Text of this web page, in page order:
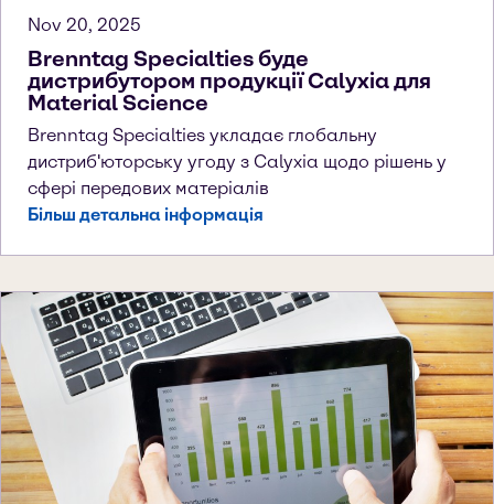
Nov 20, 2025
Brenntag Specialties буде
дистрибутором продукції Calyxia для
Material Science
Brenntag Specialties укладає глобальну
дистриб'юторську угоду з Calyxia щодо рішень у
сфері передових матеріалів
Більш детальна інформація